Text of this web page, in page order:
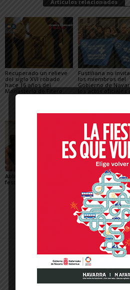
Artículos relacionados
Recuperado un relieve
del siglo XVI robado
hace 16 años del
Monasterio de Fitero
Fustiñana no
los miembros del
Gobierno de
los actos oficiales
sus fiestas por el
Ablitas abre el verano
festivo con sus peras
María Preciado,
concejala de
«Queremos unas
en las que todo el
mundo encuentre
sitio»